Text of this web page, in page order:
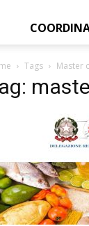
Tags Master